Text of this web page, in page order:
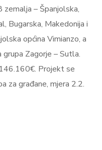
– Španjolska,
Bugarska, Makedonija i
općina Vimianzo, a
Zagorje – Sutla.
Projekt se
za građane, mjera 2.2.